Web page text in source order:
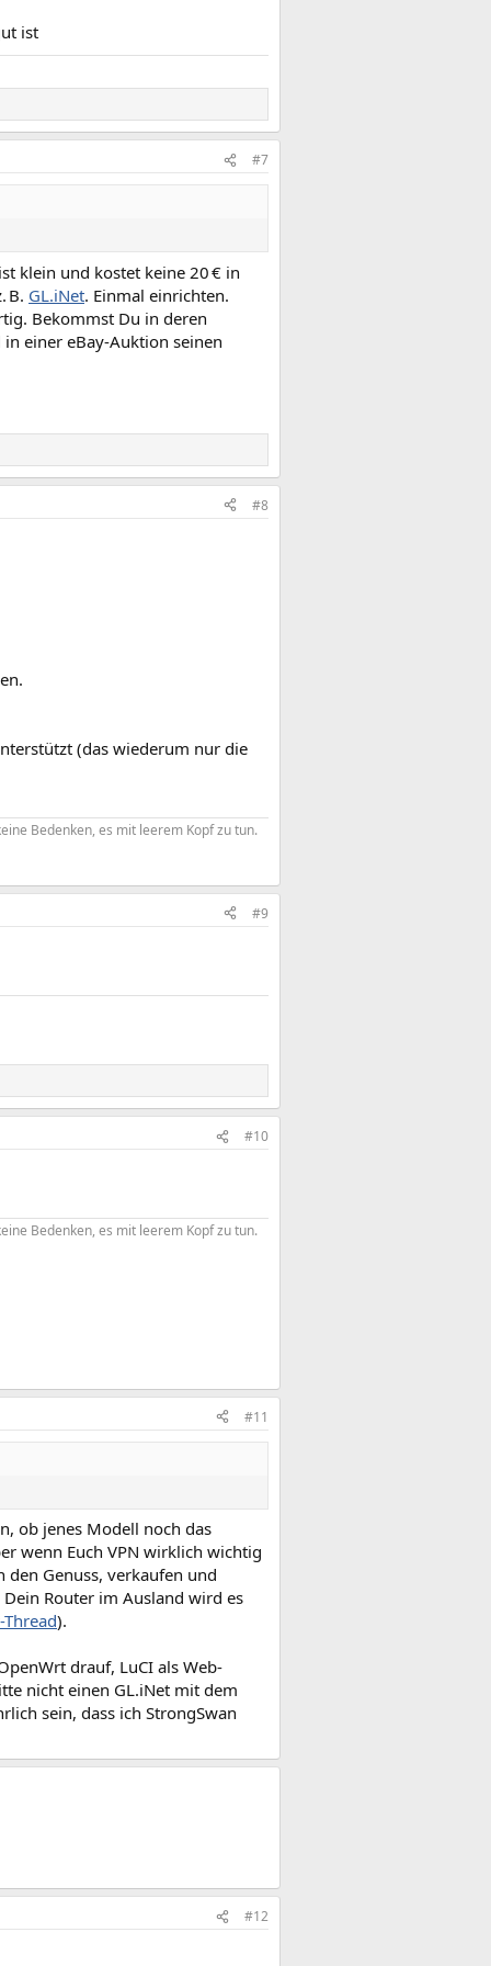
ist
#7
klein und kostet keine 20 € in
B. GL.iNet. Einmal einrichten.
Bekommst Du in deren
einer eBay-Auktion seinen
#8
(das wiederum nur die
Bedenken, es mit leerem Kopf zu tun.​
#9
#10
Bedenken, es mit leerem Kopf zu tun.​
#11
ob jenes Modell noch das
wenn Euch VPN wirklich wichtig
Genuss, verkaufen und
Dein Router im Ausland wird es
).
drauf, LuCI als Web-
nicht einen GL.iNet mit dem
sein, dass ich StrongSwan
#12